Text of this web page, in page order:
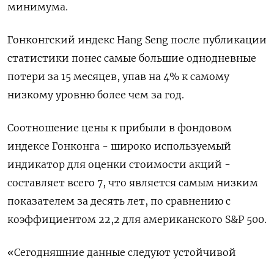
минимума.
Гонконгский индекс Hang Seng после публикации
статистики понес самые большие однодневные
потери за 15 месяцев, упав на 4% к самому
низкому уровню более чем за год.
Соотношение цены к прибыли в фондовом
индексе Гонконга - широко используемый
индикатор для оценки стоимости акций -
составляет всего 7, что является самым низким
показателем за десять лет, по сравнению с
коэффициентом 22,2 для американского S&P 500.
«Сегодняшние данные следуют устойчивой